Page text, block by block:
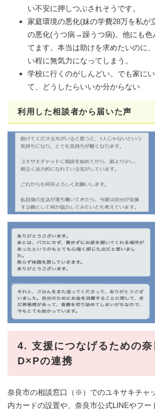
い不安に押しつぶされそうです。
家庭環境の悪化(妹の学費28万を私が
の悪化(うつ病→躁うつ病)。他にも色
てます。本当は助けを求めたいのに
い程に無気力になってしまう。
学校に行くのがしんどい。でも家に
て、どうしたらいいか分からない​
利用した相談者から届いた声
4. 支援につなげるための奈
D×Pの連携
奈良市の相談窓口（※）でのユキサキチャ
内カードの設置や、奈良市公式LINEやフー